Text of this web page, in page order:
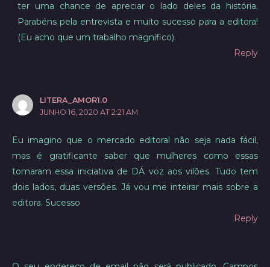
ter uma chance de apreciar o lado deles da história.
Parabéns pela entrevista e muito sucesso para a editora!
(Eu acho que um trabalho magnífico).
Reply
LITERA_AMOR1.0
JUNHO 16, 2020 AT 2:21 AM
Eu imagino que o mercado editoral não seja nada fácil,
mas é gratificante saber que mulheres como essas
tomaram essa iniciativa de DÁ voz aos vilões. Tudo tem
dois lados, duas versões. Já vou me inteirar mais sobre a
editora. Sucesso
Reply